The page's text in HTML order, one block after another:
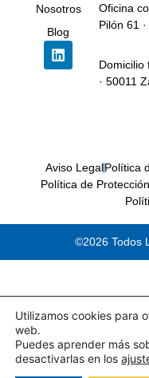
Nosotros
Blog
Oficina
Pilón 61
Domicilio
· 50011
Aviso LegalPolítica
Política de
©2026 Todos
Utilizamos cookies para
web.
Puedes aprender más
desactivarlas en los